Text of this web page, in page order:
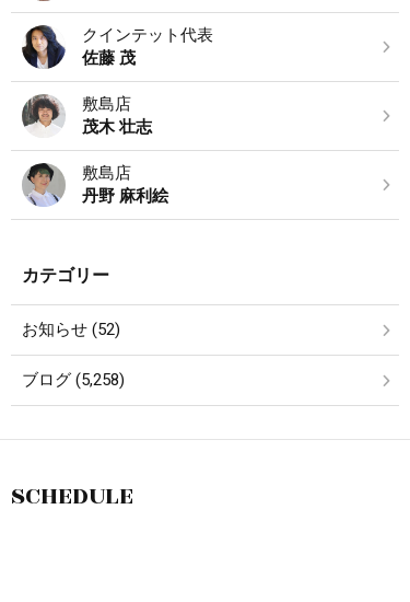
クインテット代表
佐藤 茂
敷島店
茂木 壮志
敷島店
丹野 麻利絵
カテゴリー
お知らせ (52)
ブログ (5,258)
SCHEDULE